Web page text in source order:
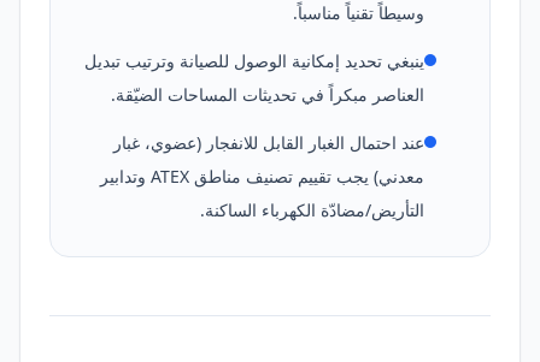
وسيطاً تقنياً مناسباً.
ينبغي تحديد إمكانية الوصول للصيانة وترتيب تبديل
العناصر مبكراً في تحديثات المساحات الضيّقة.
عند احتمال الغبار القابل للانفجار (عضوي، غبار
معدني) يجب تقييم تصنيف مناطق ATEX وتدابير
التأريض/مضادّة الكهرباء الساكنة.